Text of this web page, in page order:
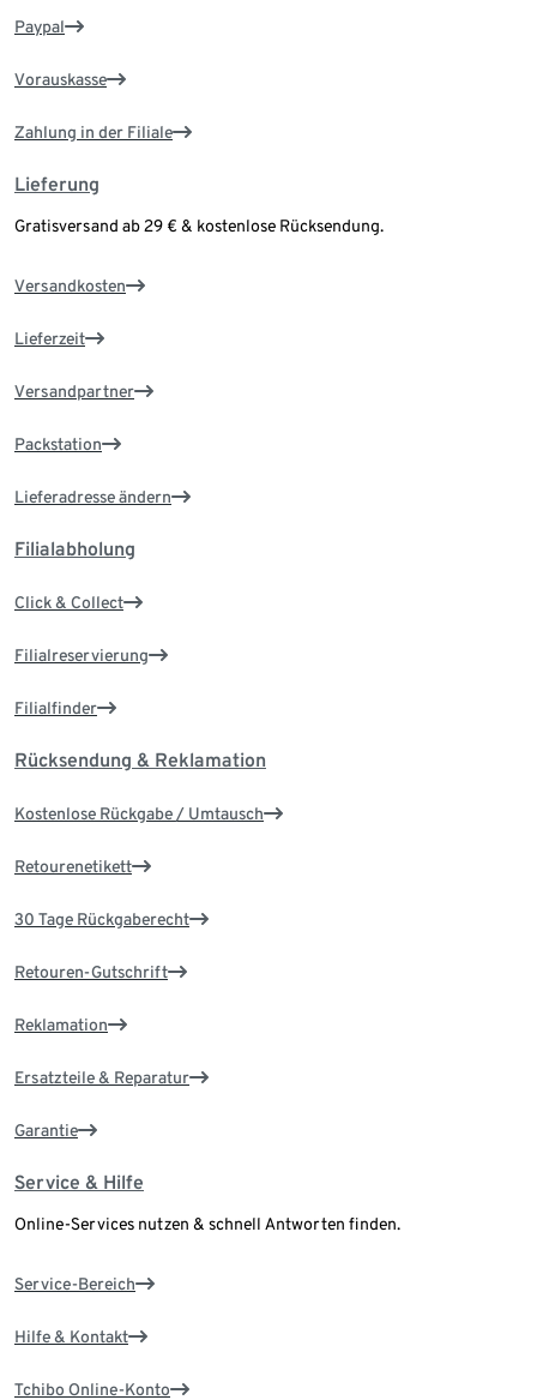
Paypal
Vorauskasse
Zahlung in der Filiale
Lieferung
Gratisversand ab 29 € & kostenlose Rücksendung.
Versandkosten
Lieferzeit
Versandpartner
Packstation
Lieferadresse ändern
Filialabholung
Click & Collect
Filialreservierung
Filialfinder
Rücksendung & Reklamation
Kostenlose Rückgabe / Umtausch
Retourenetikett
30 Tage Rückgaberecht
Retouren-Gutschrift
Reklamation
Ersatzteile & Reparatur
Garantie
Service & Hilfe
Online-Services nutzen & schnell Antworten finden.
Service-Bereich
Hilfe & Kontakt
Tchibo Online-Konto